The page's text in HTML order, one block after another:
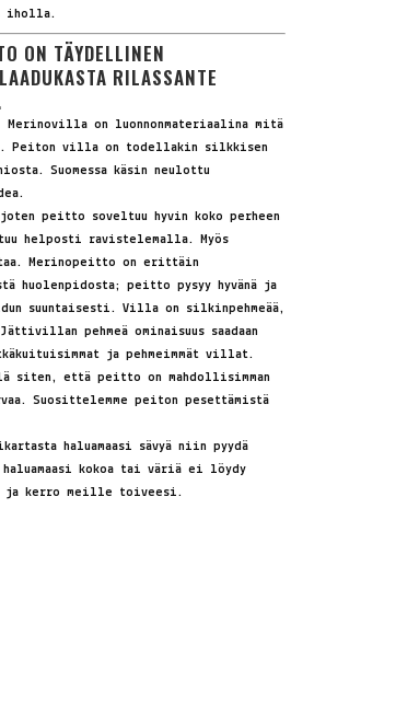
iholla.
ON TÄYDELLINEN
RILASSANTE
Merinovilla on luonnonmateriaalina mitä
Peiton villa on todellakin silkkisen
Suomessa käsin neulottu
peitto soveltuu hyvin koko perheen
helposti ravistelemalla. Myös
Merinopeitto on erittäin
huolenpidosta; peitto pysyy hyvänä ja
suuntaisesti. Villa on silkinpehmeää,
pehmeä ominaisuus saadaan
ja pehmeimmät villat.
siten, että peitto on mahdollisimman
Suosittelemme peiton pesettämistä
haluamaasi sävyä niin pyydä
kokoa tai väriä ei löydy
ja kerro meille toiveesi.